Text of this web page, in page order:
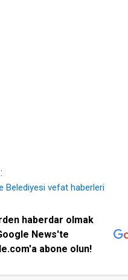
Belediyesi vefat haberleri
haberdar olmak
News'te
abone olun!